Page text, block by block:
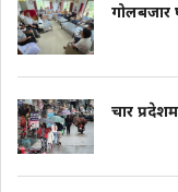
गोलबजार
चार